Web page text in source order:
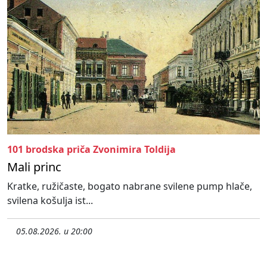
101 brodska priča Zvonimira Toldija
Mali princ
Kratke, ružičaste, bogato nabrane svilene pump hlače,
svilena košulja ist...
05.08.2026. u 20:00